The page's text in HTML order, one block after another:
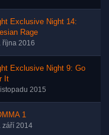
Exclusive Night 14:
Rage
října 2016
Exclusive Night 9: Go
It
2015
1
září 2014